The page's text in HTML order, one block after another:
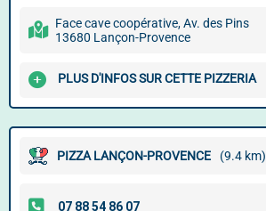
Face cave coopérative, Av. des Pins
13680 Lançon-Provence
PLUS D'INFOS SUR CETTE PIZZERIA
PIZZA LANÇON-PROVENCE (9.4 km)